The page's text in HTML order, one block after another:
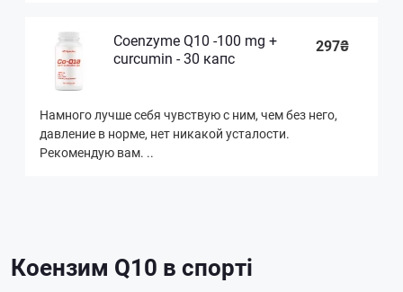
Coenzyme Q10 -100 mg +
curcumin - 30 капс
297₴
Намного лучше себя чувствую с ним, чем без него,
давление в норме, нет никакой усталости.
Рекомендую вам. ..
Коензим Q10 в спорті